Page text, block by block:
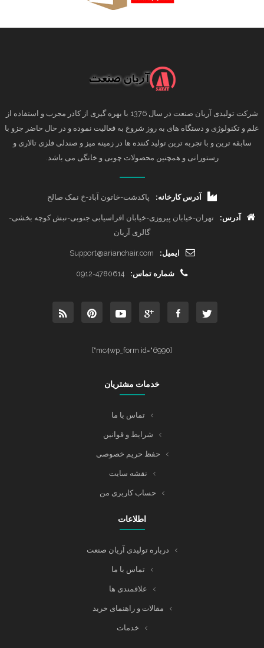
شرکت تولیدی آریان صنعت در سال 1376 با بهره گیری از کادر مجرب و استفاده از
علم و تکنولوژی و دستگاه های به روز شروع به فعالیت نموده و در حال حاضر جزو با
سابقه ترین و با تجربه ترین تولید کننده ها در زمینه میز و صندلی فلزی تالاری و
رستورانی و همچنین محصولات چوبی و خانگی می باشد.
آدرس کارخانه: پاکدشت-خاتون آباد-خ نمک صالح
آدرس:
تهران-خیابان پیروزی-خیابان افراسیابی جنوبی-نبش کوچه بخشی-
گالری آریان
ایمیل: Support@arianchair.com
شماره تماس: 0912-4780614
[mc4wp_form id="6990"]
خدمات مشتریان
تماس با ما
شرایط و قوانین
حفظ حریم خصوصی
نقشه سایت
حساب کاربری من
اطلاعات
درباره تولیدی آریان صنعت
تماس با ما
علاقمندی ها
مقالات و راهنمای خرید
خدمات